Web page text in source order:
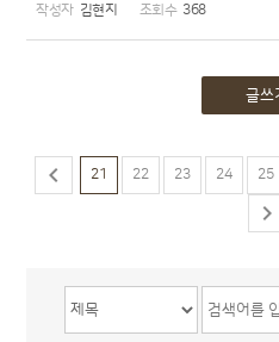
김현지 368
글쓰
 21 22 23 24 25
